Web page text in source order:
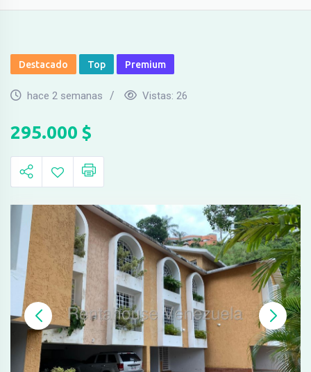
Destacado Top Premium
hace 2 semanas Vistas: 26
295.000 $